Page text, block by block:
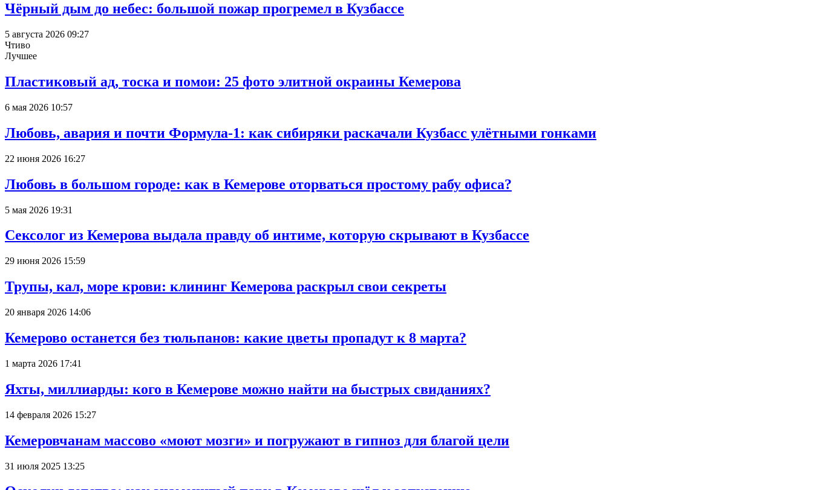
Чёрный дым до небес: большой пожар прогремел в Кузбассе
5 августа 2026 09:27
Чтиво
Лучшее
Пластиковый ад, тоска и помои: 25 фото элитной окраины Кемерова
6 мая 2026 10:57
Любовь, авария и почти Формула-1: как сибиряки раскачали Кузбасс улётными гонками
22 июня 2026 16:27
Любовь в большом городе: как в Кемерове оторваться простому рабу офиса?
5 мая 2026 19:31
Сексолог из Кемерова выдала правду об интиме, которую скрывают в Кузбассе
29 июня 2026 15:59
Трупы, кал, море крови: клининг Кемерова раскрыл свои секреты
20 января 2026 14:06
Кемерово останется без тюльпанов: какие цветы пропадут к 8 марта?
1 марта 2026 17:41
Яхты, миллиарды: кого в Кемерове можно найти на быстрых свиданиях?
14 февраля 2026 15:27
Кемеровчанам массово «моют мозги» и погружают в гипноз для благой цели
31 июля 2025 13:25